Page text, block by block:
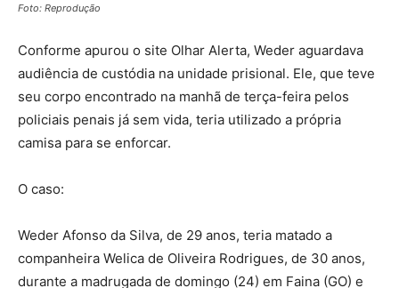
Foto: Reprodução
Conforme apurou o site Olhar Alerta, Weder aguardava
audiência de custódia na unidade prisional. Ele, que teve
seu corpo encontrado na manhã de terça-feira pelos
policiais penais já sem vida, teria utilizado a própria
camisa para se enforcar.
O caso:
Weder Afonso da Silva, de 29 anos, teria matado a
companheira Welica de Oliveira Rodrigues, de 30 anos,
durante a madrugada de domingo (24) em Faina (GO) e